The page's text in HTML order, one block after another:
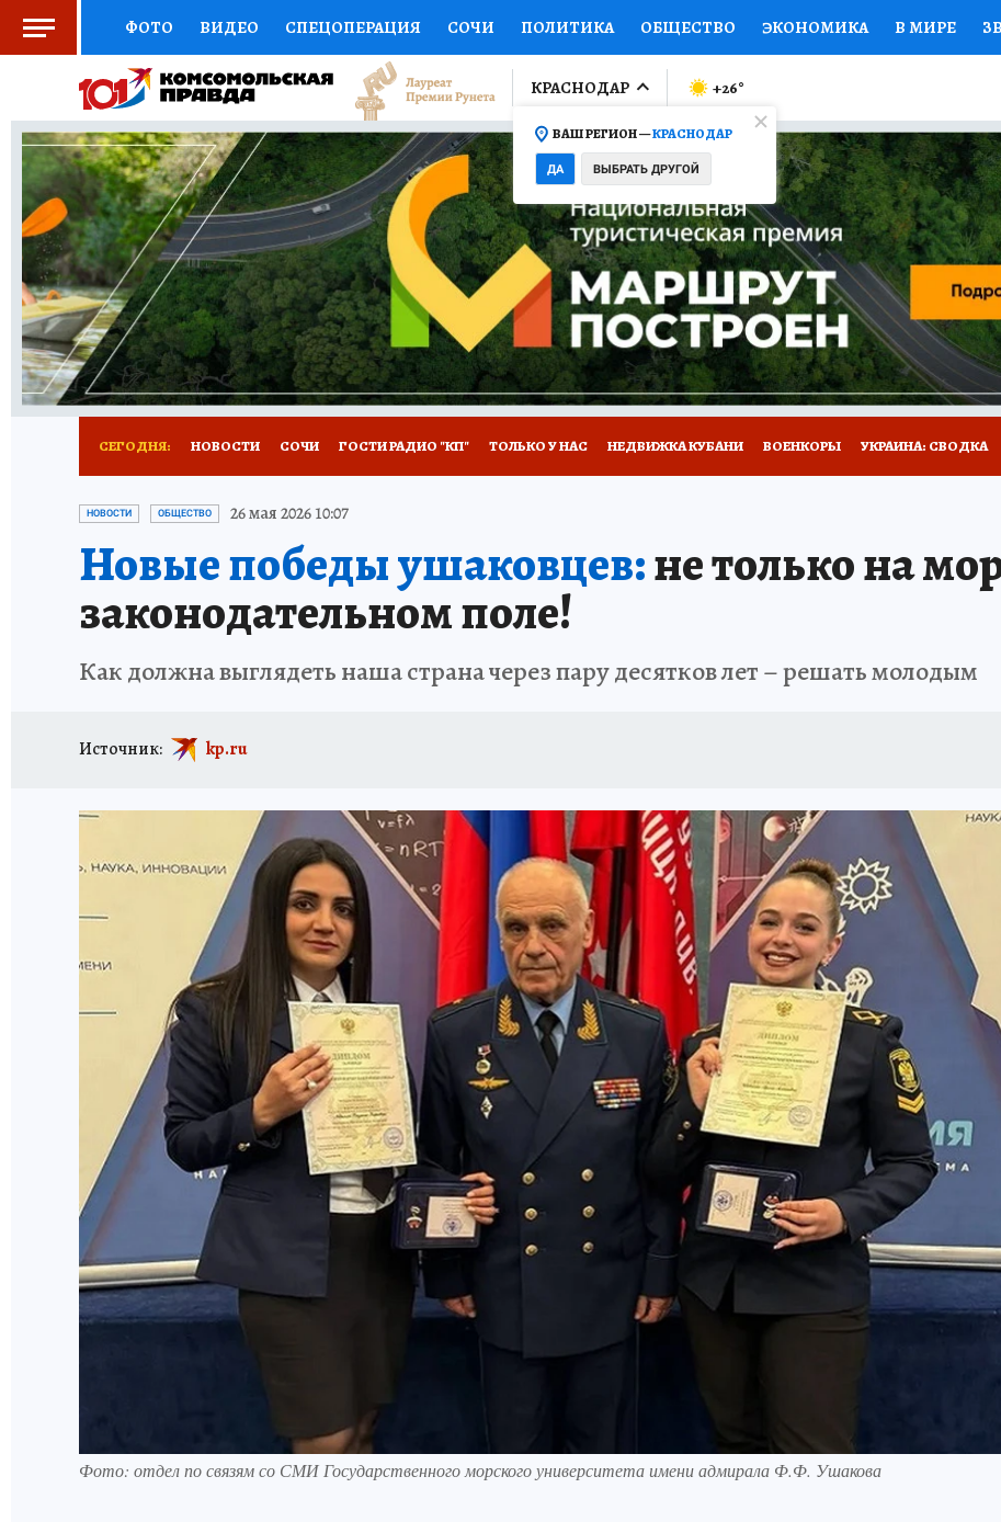
ФОТО ВИДЕО СПЕЦОПЕРАЦИЯ СОЧИ ПОЛИТИКА ОБЩЕСТВО ЭКОНОМИКА В МИРЕ
СОЦПОДДЕРЖКА НАУКА СПОРТ КОЛУМНИСТЫ ПРОИСШЕСТВИЯ НАЦИОНАЛЬНЫЕ
ВЫБОР ЭКСПЕРТОВ ДОКТОР ФИНАНСЫ ОТКРЫВАЕМ МИР Я ЗНАЮ СЕМЬЯ ЖЕНСКИЕ
КНИЖНАЯ ПОЛКА ПРОГНОЗЫ НА СПОРТ ПРОМОКОДЫ СЕРИАЛЫ СПЕЦПРОЕКТЫ ДЕФИЦИТ
ПРЕСС-ЦЕНТР НЕДВИЖИМОСТЬ ТЕЛЕВИЗОР КОЛЛЕКЦИИ КОНКУРСЫ РАБОТА У НАС ГИД
ВСЕ О КП РАДИО КП ТЕСТЫ НОВОЕ НА САЙТЕ
КРАСНОДАР
ВАШ РЕГИОН —КРАСНОДАР
ДА ВЫБРАТЬ ДРУГОЙ
+26°
СЕГОДНЯ: НОВОСТИ СОЧИ ГОСТИ РАДИО "КП" ТОЛЬКО У НАС НЕДВИЖКА КУБАНИ ВОЕНКОРЫ УКРАИНА: СВОДКА
ОТДЫХ В РОССИИ ЗДОРОВЬЕ КУБАНИ
НОВОСТИ ОБЩЕСТВО 26 мая 2026 10:07
Новые победы ушаковцев:не только на
законодательном поле!
Как должна выглядеть наша страна через пару десятков лет – решать молодым
Источник: kp.ru
Фото: отдел по связям со СМИ Государственного морского университета имени адмирала Ф.Ф. Ушакова